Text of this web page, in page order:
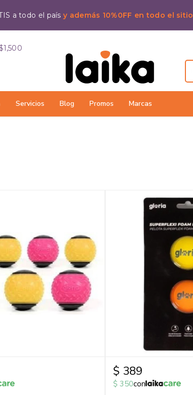
a todo el paísy además 10%0FF en todo el sitio
Servicios Blog Promos Marcas
$ 389
$ 350con